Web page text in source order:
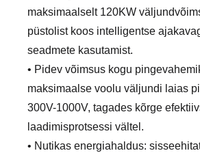
maksimaalselt 120KW
püstolist koos intelligentse
seadmete kasutamist.
• Pidev võimsus kogu
maksimaalse voolu väljundi laias
300V-1000V, tagades kõrge
laadimisprotsessi vältel.
• Nutikas energiahaldus: